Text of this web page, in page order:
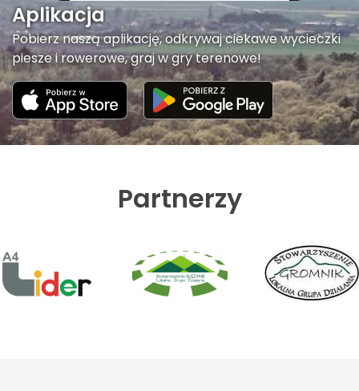
Aplikacja
Pobierz naszą aplikację, odkrywaj ciekawe wycieczki
piesze i rowerowe, graj w gry terenowe!
Partnerzy